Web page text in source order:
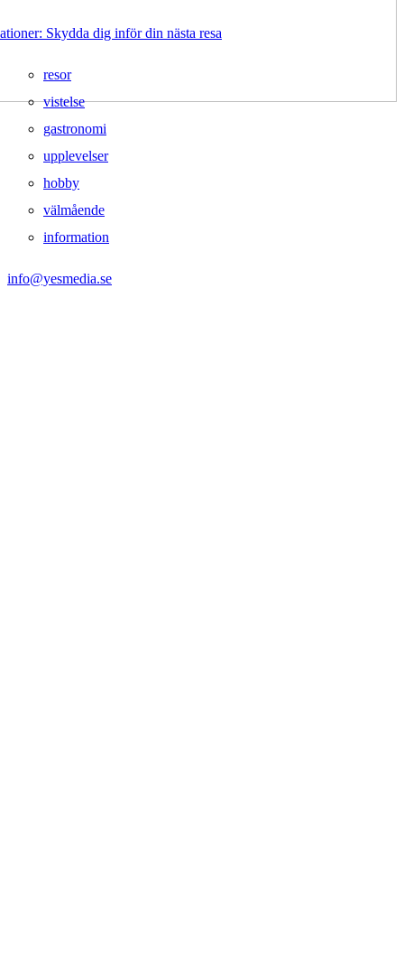
Skydda dig inför din nästa resa
resor
vistelse
gastronomi
upplevelser
hobby
välmående
information
info@yesmedia.se